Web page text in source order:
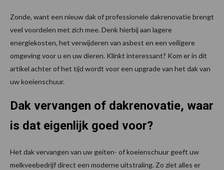
Zonde, want een nieuw dak of professionele dakrenovatie brengt
veel voordelen met zich mee. Denk hierbij aan lagere
energiekosten, het verwijderen van asbest en een veiligere
omgeving voor u en uw dieren. Klinkt interessant? Kom er in dit
artikel achter of het tijd wordt voor een upgrade van het dak van
uw koeienschuur.
Dak vervangen of dakrenovatie, waar
is dat eigenlijk goed voor?
Het dak vervangen van uw geiten- of koeienschuur geeft uw
melkveebedrijf direct een moderne uitstraling. Zo ziet alles er